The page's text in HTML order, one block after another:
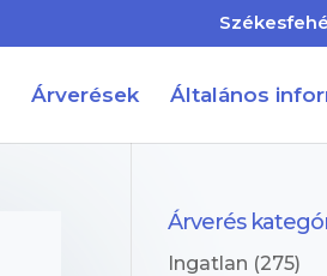
Árverések Általános
Árverés
Ingatlan (275)